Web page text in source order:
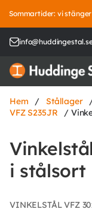
Sommartider: vi
Hem / Stållager
VFZ S235JR
/
i stålsort
VINKELSTÅL VFZ